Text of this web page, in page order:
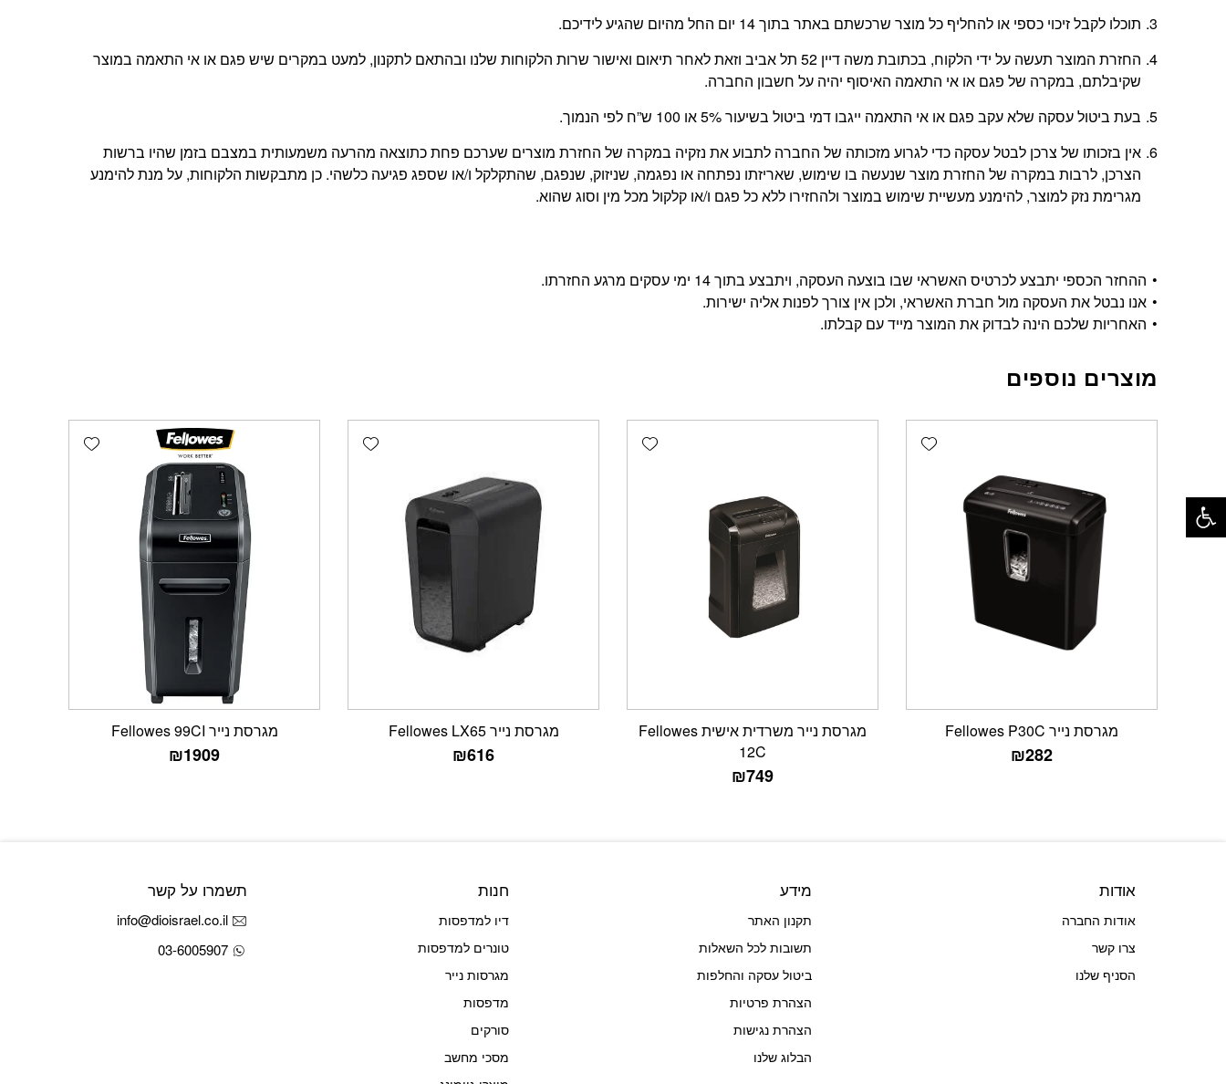
תוכלו לקבל זיכוי כספי או להחליף כל מוצר שרכשתם באתר בתוך 14 יום החל מהיום שהגיע לידיכם.
החזרת המוצר תעשה על ידי הלקוח, בכתובת משה דיין 52 תל אביב וזאת לאחר תיאום ואישור שרות הלקוחות שלנו ובהתאם לתקנון, למעט במקרים שיש פגם או אי התאמה במוצר
שקיבלתם, במקרה של פגם או אי התאמה האיסוף יהיה על חשבון החברה.
בעת ביטול עסקה שלא עקב פגם או אי התאמה ייגבו דמי ביטול בשיעור 5% או 100 ש”ח לפי הנמוך.
אין בזכותו של צרכן לבטל עסקה כדי לגרוע מזכותה של החברה לתבוע את נזקיה במקרה של החזרת מוצרים שערכם פחת כתוצאה מהרעה משמעותית במצבם בזמן שהיו ברשות
הצרכן, לרבות במקרה של החזרת מוצר שנעשה בו שימוש, שאריזתו נפתחה או נפגמה, שניזוק, שנפגם, שהתקלקל ו/או שספג פגיעה כלשהי. כן מתבקשות הלקוחות, על מנת להימנע
מגרימת נזק למוצר, להימנע מעשיית שימוש במוצר ולהחזירו ללא כל פגם ו/או קלקול מכל מין וסוג שהוא.
ההחזר הכספי יתבצע לכרטיס האשראי שבו בוצעה העסקה, ויתבצע בתוך 14 ימי עסקים מרגע החזרתו.
אנו נבטל את העסקה מול חברת האשראי, ולכן אין צורך לפנות אליה ישירות.
האחריות שלכם הינה לבדוק את המוצר מייד עם קבלתו.
מוצרים נוספים
Add wishlist
מגרסת נייר Fellowes P30C
₪282
Add wishlist
מגרסת נייר משרדית אישית Fellowes
12C
₪749
Add wishlist
מגרסת נייר Fellowes LX65
₪616
Add wishlist
מגרסת נייר Fellowes 99CI
₪1909
אודות
אודות החברה
צרו קשר
הסניף שלנו
מידע
תקנון האתר
תשובות לכל השאלות
ביטול עסקה והחלפות
הצהרת פרטיות
הצהרת נגישות
הבלוג שלנו
חנות
דיו למדפסות
טונרים למדפסות
מגרסות נייר
מדפסות
סורקים
מסכי מחשב
תשמרו על קשר
info@dioisrael.co.il
03-6005907
פתח סרגל נגישות